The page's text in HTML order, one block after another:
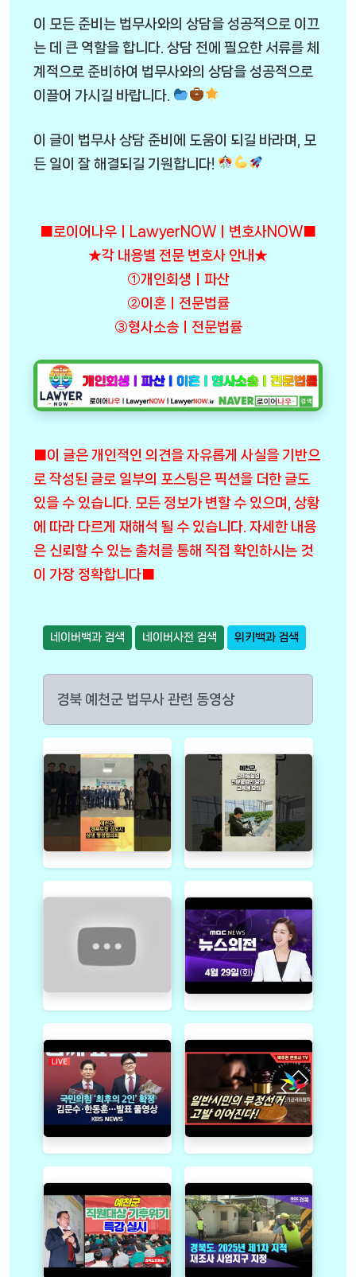
이 모든 준비는 법무사와의 상담을 성공적으로 이끄
는 데 큰 역할을 합니다. 상담 전에 필요한 서류를 체
계적으로 준비하여 법무사와의 상담을 성공적으로
이끌어 가시길 바랍니다.
이 글이 법무사 상담 준비에 도움이 되길 바라며, 모
든 일이 잘 해결되길 기원합니다!
■로이어나우ㅣLawyerNOWㅣ변호사NOW■
★각 내용별 전문 변호사 안내★
①개인회생ㅣ파산
②이혼ㅣ전문법률
③형사소송ㅣ전문법률
■이 글은 개인적인 의견을 자유롭게 사실을 기반으
로 작성된 글로 일부의 포스팅은 픽션을 더한 글도
있을 수 있습니다. 모든 정보가 변할 수 있으며, 상황
에 따라 다르게 재해석 될 수 있습니다. 자세한 내용
은 신뢰할 수 있는 출처를 통해 직접 확인하시는 것
이 가장 정확합니다■
네이버백과 검색 네이버사전 검색 위키백과 검색
경북 예천군 법무사 관련 동영상